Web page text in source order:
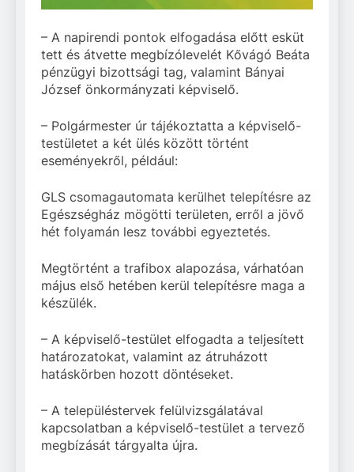
– A napirendi pontok elfogadása előtt esküt
tett és átvette megbízólevelét Kővágó Beáta
pénzügyi bizottsági tag, valamint Bányai
József önkormányzati képviselő.
– Polgármester úr tájékoztatta a képviselő-
testületet a két ülés között történt
eseményekről, például:
GLS csomagautomata kerülhet telepítésre az
Egészségház mögötti területen, erről a jövő
hét folyamán lesz további egyeztetés.
Megtörtént a trafibox alapozása, várhatóan
május első hetében kerül telepítésre maga a
készülék.
– A képviselő-testület elfogadta a teljesített
határozatokat, valamint az átruházott
hatáskörben hozott döntéseket.
– A településtervek felülvizsgálatával
kapcsolatban a képviselő-testület a tervező
megbízását tárgyalta újra.